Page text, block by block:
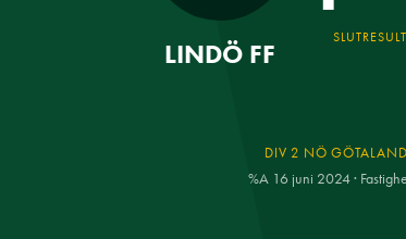
LINDÖ FF
DIV 2 NÖ
%A 16 juni 2024 ·